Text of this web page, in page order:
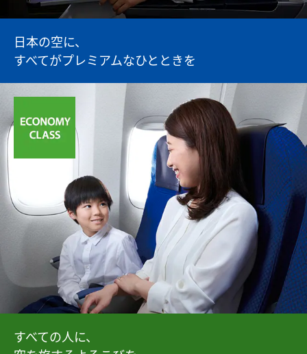
日本の空に、
すべてがプレミアムなひとときを
すべての人に、